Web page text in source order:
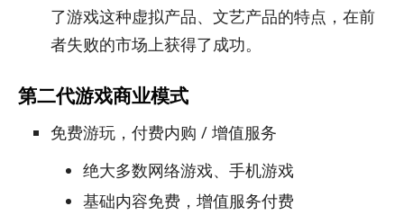
了游戏这种虚拟产品、文艺产品的特点，在前
者失败的市场上获得了成功。
第二代游戏商业模式
免费游玩，付费内购 / 增值服务
绝大多数网络游戏、手机游戏
基础内容免费，增值服务付费